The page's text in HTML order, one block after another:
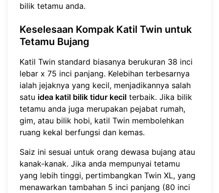
bilik tetamu anda.
Keselesaan Kompak Katil Twin untuk
Tetamu Bujang
Katil Twin standard biasanya berukuran 38 inci
lebar x 75 inci panjang. Kelebihan terbesarnya
ialah jejaknya yang kecil, menjadikannya salah
satu idea katil bilik tidur kecil terbaik. Jika bilik
tetamu anda juga merupakan pejabat rumah,
gim, atau bilik hobi, katil Twin membolehkan
ruang kekal berfungsi dan kemas.
Saiz ini sesuai untuk orang dewasa bujang atau
kanak-kanak. Jika anda mempunyai tetamu
yang lebih tinggi, pertimbangkan Twin XL, yang
menawarkan tambahan 5 inci panjang (80 inci